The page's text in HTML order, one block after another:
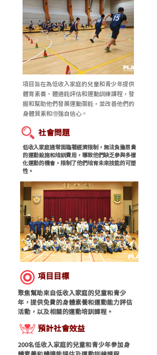
項目旨在為低收入家庭的兒童和青少年提供
體育素養、體適能評估和運動訓練課程，發
掘和幫助他們發展運動潛能，並改善他們的
身體質素和増強自信心。
社會問題
低收入家庭通常面臨著經濟限制，無法負擔昂貴
的運動設施和培訓費用，導致他們缺乏參與多樣
化運動的機會，限制了他們培育未來技能的可塑
性。
項目目標
聚焦幫助來自低收入家庭的兒童和青少
年，提供免費的身體素養和運動能力評估
活動，以及相關的運動培訓課程。
​預計社會效益
200名低收入家庭的兒童和青少年參加身